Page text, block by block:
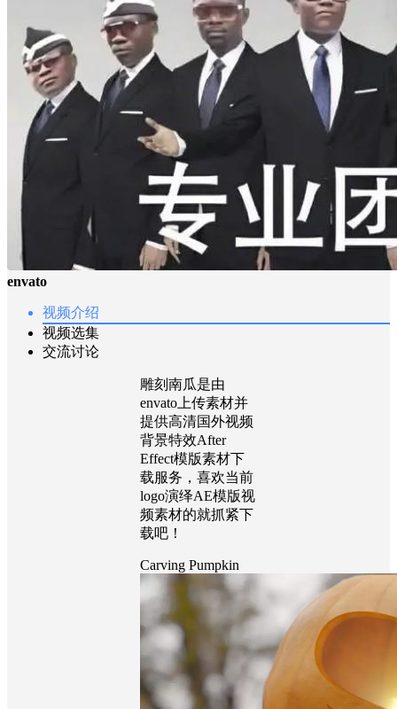
envato
视频介绍
视频选集
交流讨论
雕刻南瓜是由
envato上传素材并
提供高清国外视频
背景特效After
Effect模版素材下
载服务，喜欢当前
logo演绎AE模版视
频素材的就抓紧下
载吧！
Carving Pumpkin